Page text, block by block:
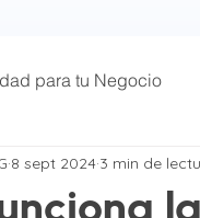
para tu Negocio
Más Leídos
8 sept 2024 3 min de